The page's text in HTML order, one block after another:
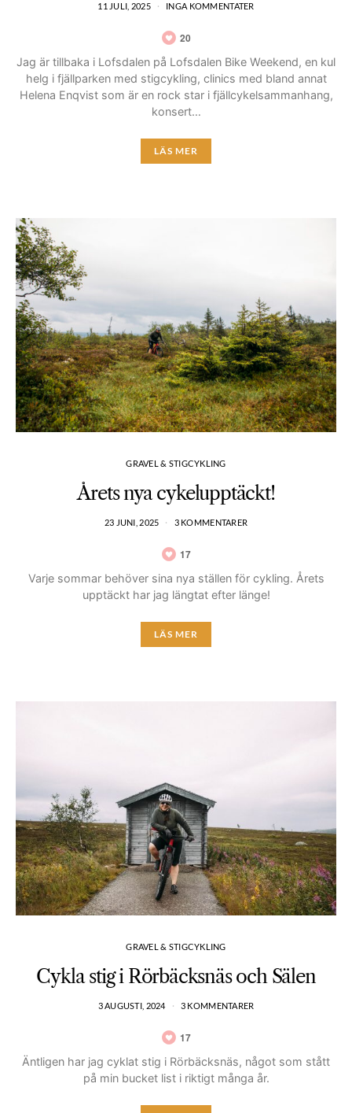
11 JULI, 2025 INGA KOMMENTATER
20
Jag är tillbaka i Lofsdalen på Lofsdalen Bike Weekend, en kul
helg i fjällparken med stigcykling, clinics med bland annat
Helena Enqvist som är en rock star i fjällcykelsammanhang,
konsert…
LÄS MER
GRAVEL & STIGCYKLING
Årets nya cykelupptäckt!
23 JUNI, 2025 3 KOMMENTARER
17
Varje sommar behöver sina nya ställen för cykling. Årets
upptäckt har jag längtat efter länge!
LÄS MER
GRAVEL & STIGCYKLING
Cykla stig i Rörbäcksnäs och Sälen
3 AUGUSTI, 2024 3 KOMMENTARER
17
Äntligen har jag cyklat stig i Rörbäcksnäs, något som stått
på min bucket list i riktigt många år.